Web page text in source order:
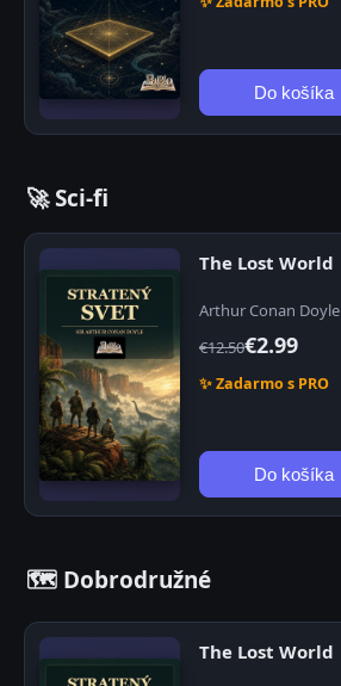
Do košíka
🚀 Sci-fi
The Lost World
Arthur Conan Doyle
€12.50€2.99
✨ Zadarmo s PRO
Do košíka
🗺️ Dobrodružné
The Lost World